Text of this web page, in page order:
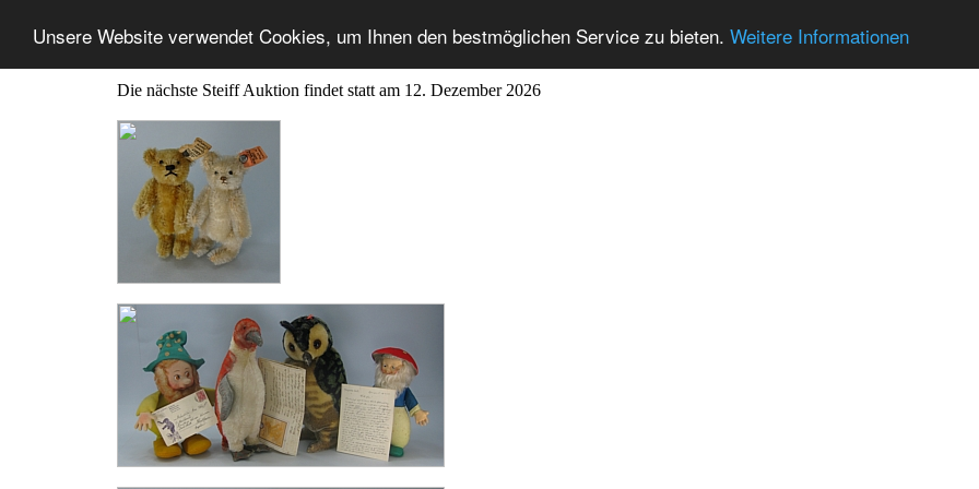
Unsere Website verwendet Cookies, um Ihnen den bestmöglichen Service zu bieten. Weitere Informationen
Die nächste Steiff Auktion findet statt am 12. Dezember 2026